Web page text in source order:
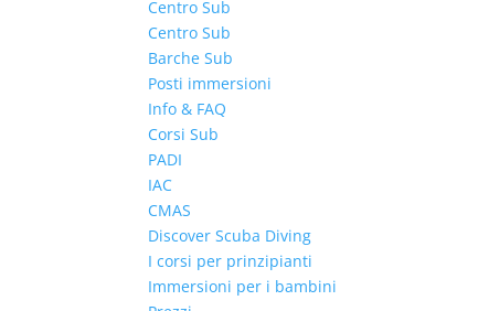
Centro Sub
Centro Sub
Barche Sub
Posti immersioni
Info & FAQ
Corsi Sub
PADI
IAC
CMAS
Discover Scuba Diving
I corsi per prinzipianti
Immersioni per i bambini